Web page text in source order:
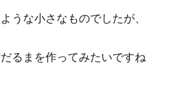
うな小さなものでしたが、
るまを作ってみたいですね